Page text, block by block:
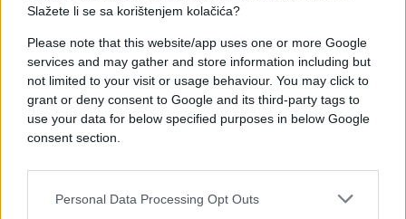
Slažete li se sa korištenjem kolačića?
Please note that this website/app uses one or more Google
services and may gather and store information including but
not limited to your visit or usage behaviour. You may click to
grant or deny consent to Google and its third-party tags to
use your data for below specified purposes in below Google
consent section.
Personal Data Processing Opt Outs
#Milorad Dodik